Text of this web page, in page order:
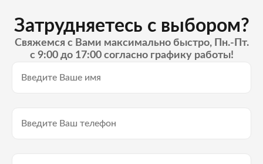
Затрудняетесь с выбором?
Свяжемся с Вами максимально быстро, Пн.-Пт.
с 9:00 до 17:00 согласно графику работы!